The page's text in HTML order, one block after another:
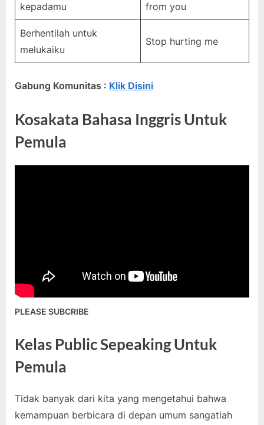
kepadamu
from you
Berhentilah untuk
melukaiku
Stop hurting me
Gabung Komunitas : Klik Disini
Kosakata Bahasa Inggris Untuk
Pemula
PLEASE SUBCRIBE
Kelas Public Sepeaking Untuk
Pemula
Tidak banyak dari kita yang mengetahui bahwa
kemampuan berbicara di depan umum sangatlah